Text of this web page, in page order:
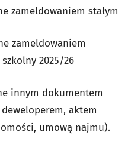
zameldowaniem stałym
zameldowaniem
2025/26
innym dokumentem
aktem
umową najmu).